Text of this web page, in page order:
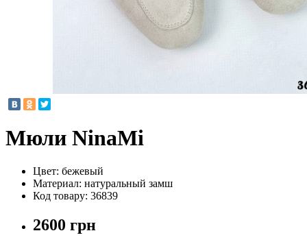
Мюли NinaMi
Цвет: бежевый
Материал: натуральный замш
Код товару: 36839
2600 грн